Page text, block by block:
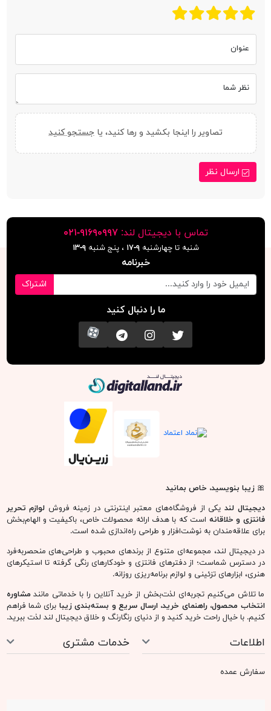
عنوان
نظر شما
تصاویر را اینجا بکشید و رها کنید، یا جستجو کنید
ارسال نظر
تماس با دیجیتال لند:٩١۶٩٠٩٩٧-٠٢١
شنبه تا چهارشنبه۹-۱۷ ، پنج شنبه۹-١٣
خبرنامه
اشتراک
ما را دنبال کنید
تویتر اینستاگرامکانال تلگرام
آپارات
🎀زیبا بنویسید، خاص بمانید
دیجیتال لند یکی از فروشگاه‌های معتبر اینترنتی در زمینه فروش لوازم تحریر
فانتزی و خلاقانه است که با هدف ارائه محصولات خاص، باکیفیت و الهام‌بخش
برای علاقه‌مندان به نوشت‌افزار و طراحی راه‌اندازی شده است.
در دیجیتال لند، مجموعه‌ای متنوع از برندهای محبوب و طراحی‌های منحصربه‌فرد
در دسترس شماست؛ از دفترهای فانتزی و خودکارهای رنگی گرفته تا استیکرهای
هنری، ابزارهای تزئینی و لوازم برنامه‌ریزی روزانه.
ما تلاش می‌کنیم تجربه‌ای لذت‌بخش از خرید آنلاین را با خدماتی مانندمشاوره
انتخاب محصول، راهنمای خرید، ارسال سریع و بسته‌بندی زیبا برای شما فراهم
کنیم. با خیال راحت خرید کنید و از دنیای رنگارنگ و خلاق دیجیتال لند لذت ببرید.
اطلاعات خدمات مشتری
سفارش عمده